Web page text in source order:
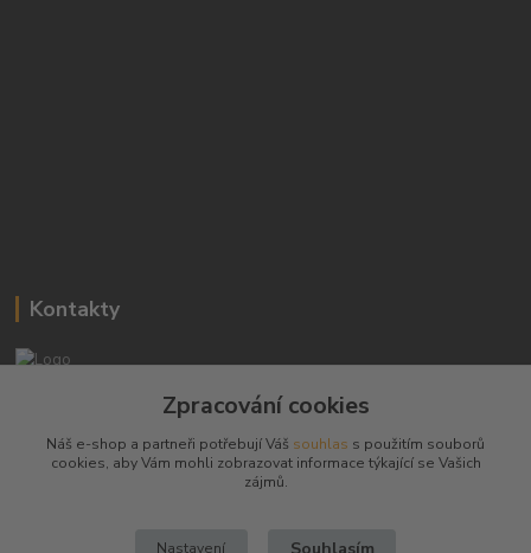
Kontakty
+420 603794370
zbranenaboje@seznam.cz
Zpracování cookies
Náš e-shop a partneři potřebují Váš souhlas s použitím souborů
cookies, aby Vám mohli zobrazovat informace týkající se Vašich
zájmů.
Nastavení